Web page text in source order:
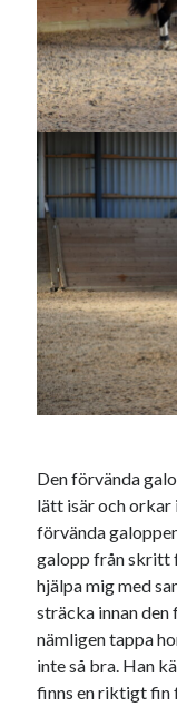
juni 2022
maj 2022
april 2022
mars 2022
februari 2022
januari 2022
november 2021
oktober 2021
Logga in
Den förvända
lätt isär och orkar
förvända
galopp från skritt
hjälpa mig med
sträcka innan den
nämligen tappa
inte så bra. Han
finns en riktigt fin